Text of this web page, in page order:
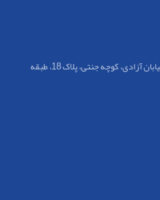
: تهران، میدان انقلاب، ابتدای خیابان آزادی، کوچه جنتی، پلاک 18، طبقه